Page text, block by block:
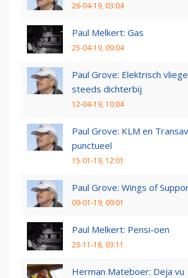
26-04-19, 03:04
Paul Melkert: Gas
25-04-19, 09:04
Paul Grove: Elektrisch
steeds dichterbij
12-04-19, 10:04
Paul Grove: KLM en
punctueel
15-01-19, 12:01
Paul Grove: Wings of
09-01-19, 09:01
Paul Melkert: Pensi-oen
23-11-18, 03:11
Herman Mateboer: Deja vu